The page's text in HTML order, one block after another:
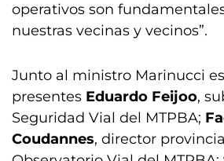
operativos son
nuestras vecinas y vecinos”.
Junto al ministro Marinucci
presentes Eduardo Feijoo,
Seguridad Vial del MTPBA;
Coudannes, director